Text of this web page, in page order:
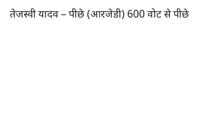
तेजस्वी यादव – पीछे (आरजेडी) 600 वोट से पीछे